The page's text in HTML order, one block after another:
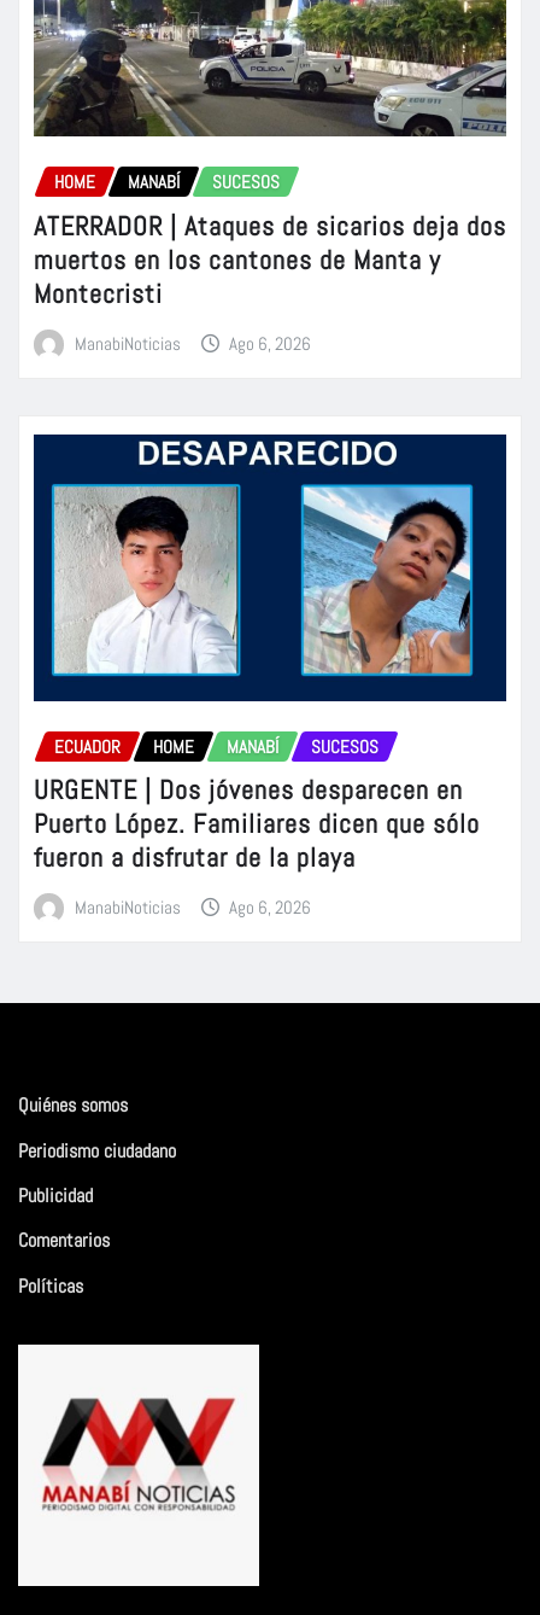
HOME MANABÍ SUCESOS
ATERRADOR | Ataques de sicarios deja dos
muertos en los cantones de Manta y
Montecristi
ManabiNoticias Ago 6, 2026
ECUADOR HOME MANABÍ SUCESOS
URGENTE | Dos jóvenes desparecen en
Puerto López. Familiares dicen que sólo
fueron a disfrutar de la playa
ManabiNoticias Ago 6, 2026
Quiénes somos
Periodismo ciudadano
Publicidad
Comentarios
Políticas